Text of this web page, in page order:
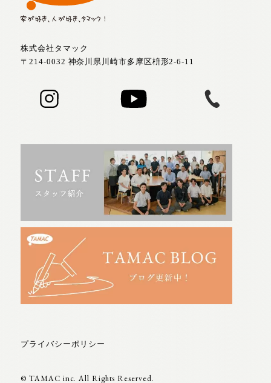
株式会社タマック
〒214-0032 神奈川県川崎市多摩区枡形2-6-11
プライバシーポリシー
© TAMAC inc. All Rights Reserved.